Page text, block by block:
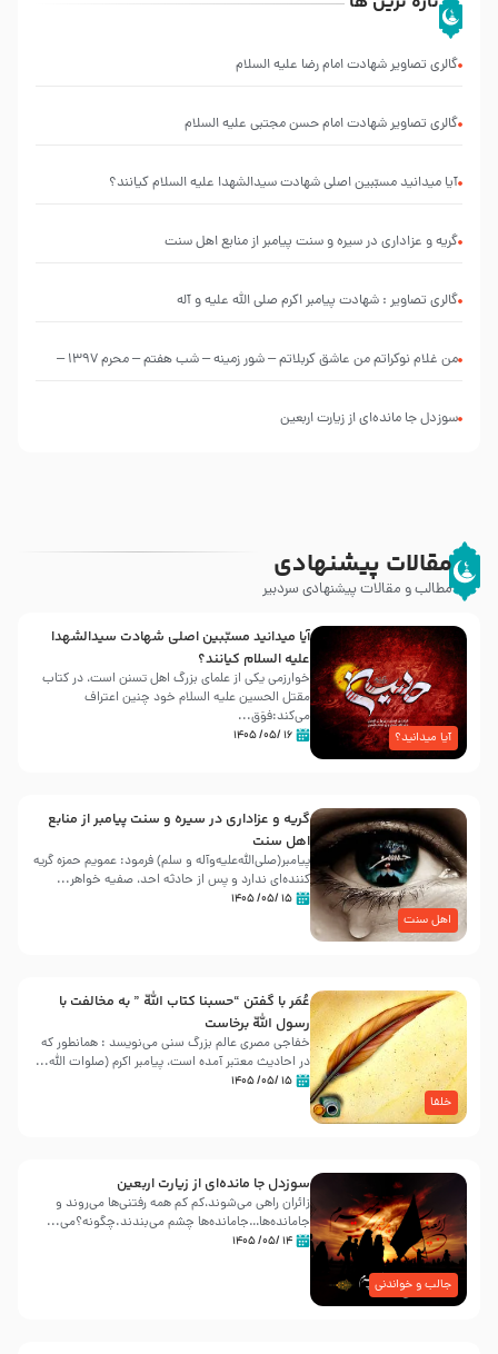
گالری تصاویر شهادت امام رضا علیه السلام
گالری تصاویر شهادت امام حسن مجتبی علیه السلام
آیا میدانید مسبّبین اصلی شهادت سیدالشهدا علیه ‌السلام کیانند؟
گریه و عزاداری در سیره و سنت پیامبر از منابع اهل سنت
گالری تصاویر : شهادت پیامبر اکرم صلی الله علیه و آله
من غلام نوکراتم من عاشق کربلاتم – شور زمینه – شب هفتم – محرم 1397 –
سوزدل جا مانده‌ای از زیارت اربعین
مقالات پیشنهادی
مطالب و مقالات پیشنهادی سردبیر
آیا میدانید؟
آیا میدانید مسبّبین اصلی شهادت سیدالشهدا
علیه ‌السلام کیانند؟
خوارزمی یکی از علمای بزرگ اهل تسنن است، در کتاب
مقتل الحسین علیه ‌السلام خود چنین اعتراف
می‌کند:فوَق...
۱۶ /۰۵/ ۱۴۰۵
اهل سنت
گریه و عزاداری در سیره و سنت پیامبر از منابع
اهل سنت
پیامبر(صلی‌الله‌علیه‌وآله و سلم) فرمود: عمویم حمزه گریه
کننده‌ای ندارد و پس از حادثه احد، صفیه خواهر...
۱۵ /۰۵/ ۱۴۰۵
خلفا
عُمَر با گفتن “حسبنا كتاب اللّه ” به مخالفت با
رسول اللّه برخاست
خفاجی مصری عالم بزرگ سنی می‌نویسد : همانطور که
در احادیث معتبر آمده است، پیامبر اکرم (صلوات اللّه...
۱۵ /۰۵/ ۱۴۰۵
جالب و خواندنی
سوزدل جا مانده‌ای از زیارت اربعین
زائران راهی می‌شوند،کم‌ کم همه رفتنی‌ها می‌روند و
جامانده‌ها…جامانده‌ها چشم می‌بندند.چگونه؟می‌...
۱۴ /۰۵/ ۱۴۰۵